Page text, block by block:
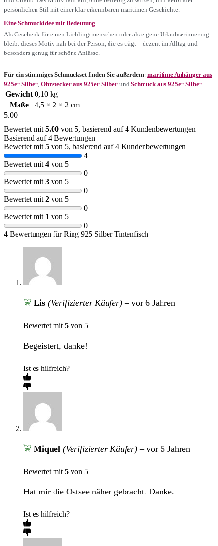
persönlichen Stil mit einer klar erkennbaren maritimen Geschichte.
Eine Schmuckidee mit Bedeutung
Als Geschenk für einen Lieblingsmenschen oder als eigene Urlaubserinnerung
bleibt dieses Motiv nah bei der Person, die es trägt – dezent im Alltag und
besonders genug für schöne Anlässe.
Für ein stimmiges Schmuckset finden Sie außerdem: maritime Anhänger aus
925er Silber Ohrstecker aus 925er Silber und Schmuck aus 925er Silber
Gewicht 0,10 kg
Maße
4,5 × 2 × 2 cm
5.00
Bewertet mit 5.00 von 5, basierend auf4 Kundenbewertungen
Basierend auf 4 Bewertungen
Bewertet mit 5 von 5, basierend auf4 Kundenbewertungen
4
Bewertet mit 4 von 5
0
Bewertet mit 3 von 5
0
Bewertet mit 2 von 5
0
Bewertet mit 1 von 5
0
4 Bewertungen fürRing 925 Silber Tintenfisch
Lis (Verifizierter Käufer) – vor 6 Jahren
Bewertet mit 5 von 5
Begeistert, danke!
Ist es hilfreich?
Miquel (Verifizierter Käufer) – vor 5 Jahren
Bewertet mit 5 von 5
Hat mir die Ostsee näher gebracht. Danke.
Ist es hilfreich?